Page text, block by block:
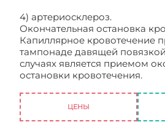
4) артериосклероз.
Окончательная остановка
Капиллярное кровотечение
тампонаде давящей
случаях является приемом
остановки кровотечения.
ЦЕНЫ